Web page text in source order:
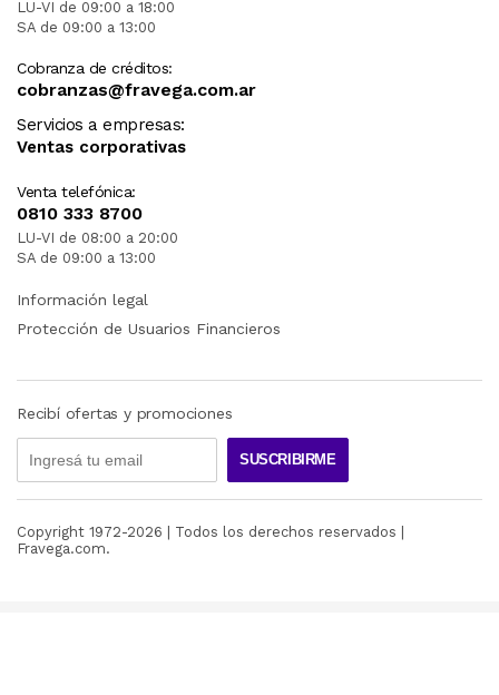
LU-VI de 09:00 a 18:00
SA de 09:00 a 13:00
Cobranza de créditos:
cobranzas@fravega.com.ar
Servicios a empresas:
Ventas corporativas
Venta telefónica:
0810 333 8700
LU-VI de 08:00 a 20:00
SA de 09:00 a 13:00
Información legal
Protección de Usuarios Financieros
Recibí ofertas y promociones
SUSCRIBIRME
Copyright 1972-2026 | Todos los derechos reservados |
Fravega.com.